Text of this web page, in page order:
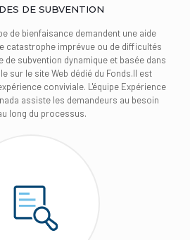
DE SUBVENTION
de bienfaisance demandent une aide
catastrophe imprévue ou de difficultés
de subvention dynamique et basée dans
sur le site Web dédié du Fonds.Il est
conviviale. L'équipe Expérience
assiste les demandeurs au besoin
long du processus.